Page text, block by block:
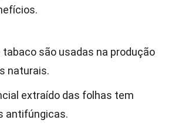
são usadas na produção
naturais.
extraído das folhas tem
antifúngicas.